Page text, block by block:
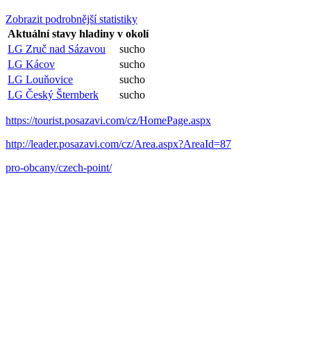
Zobrazit podrobnější statistiky
Aktuální stavy hladiny v okolí
LG Zruč nad Sázavou
sucho
LG Kácov
sucho
LG Louňovice
sucho
LG Český Šternberk
sucho
https://tourist.posazavi.com/cz/HomePage.aspx
http://leader.posazavi.com/cz/Area.aspx?AreaId=87
pro-obcany/czech-point/